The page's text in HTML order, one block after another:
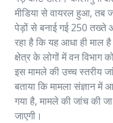
मीडिया से वायरल हुआ, तब
पेड़ों से बनाई गई 250 तख्ते
रहा है कि यह आधा ही माल
क्षेत्र के लोगों में वन विभाग
इस मामले की उच्च स्तरीय
बताया कि मामला संज्ञान में
गया है, मामले की जांच की
जाएगी।